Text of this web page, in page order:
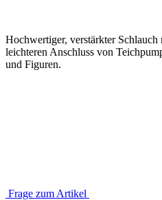
Hochwertiger, verstärkter
leichteren Anschluss von
und Figuren.
Frage zum Artikel